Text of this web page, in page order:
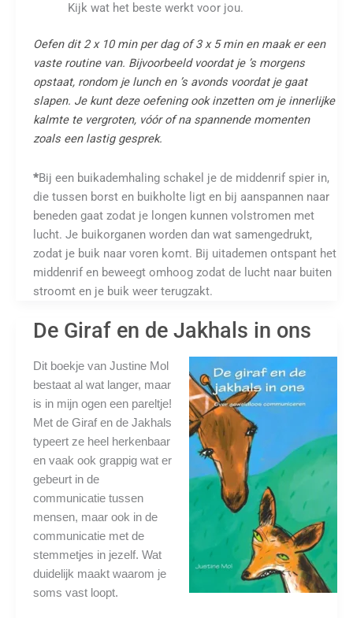
Kijk wat het beste werkt voor jou.
Oefen dit 2 x 10 min per dag of 3 x 5 min en maak er een
vaste routine van. Bijvoorbeeld voordat je ’s morgens
opstaat, rondom je lunch en ’s avonds voordat je gaat
slapen. Je kunt deze oefening ook inzetten om je innerlijke
kalmte te vergroten, vóór of na spannende momenten
zoals een lastig gesprek.
*Bij een buikademhaling schakel je de middenrif spier in,
die tussen borst en buikholte ligt en bij aanspannen naar
beneden gaat zodat je longen kunnen volstromen met
lucht. Je buikorganen worden dan wat samengedrukt,
zodat je buik naar voren komt. Bij uitademen ontspant het
middenrif en beweegt omhoog zodat de lucht naar buiten
stroomt en je buik weer terugzakt.
De Giraf en de Jakhals in ons
Dit boekje van Justine Mol
bestaat al wat langer, maar
is in mijn ogen een pareltje!
Met de Giraf en de Jakhals
typeert ze heel herkenbaar
en vaak ook grappig wat er
gebeurt in de
communicatie tussen
mensen, maar ook in de
communicatie met de
stemmetjes in jezelf. Wat
duidelijk maakt waarom je
soms vast loopt.